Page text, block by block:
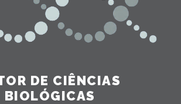
DE CIÊNCIAS
BIOLÓGICAS